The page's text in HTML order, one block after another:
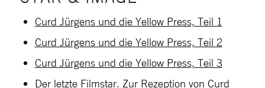
Curd Jürgens und die Yellow Press, Teil 1
Curd Jürgens und die Yellow Press, Teil 2
Curd Jürgens und die Yellow Press, Teil 3
Der letzte Filmstar. Zur Rezeption von Curd